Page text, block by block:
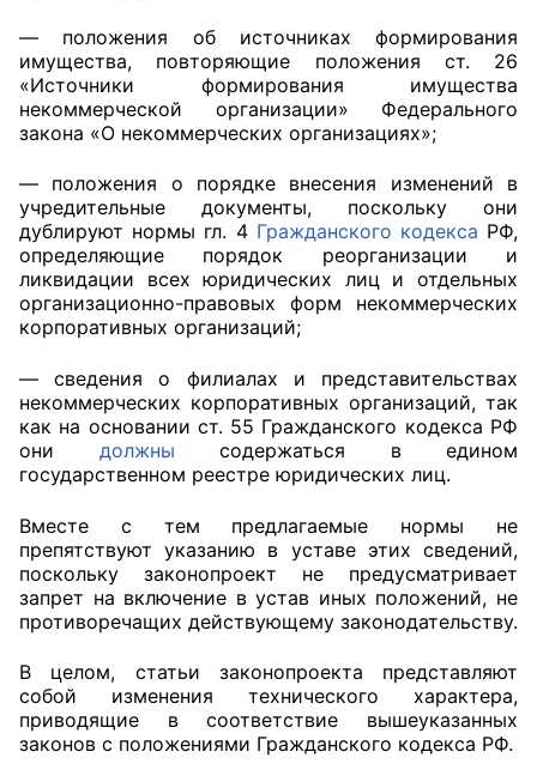
УСТАВ ГКУ “АППАРАТ ОП КО”
Доходы руководителя за 2024 г.
— положения об источниках формирования
имущества, повторяющие положения ст. 26
«Источники формирования имущества
некоммерческой организации» Федерального
закона «О некоммерческих организациях»;
— положения о порядке внесения изменений в
учредительные документы, поскольку они
дублируют нормы гл. 4 Гражданского кодекса РФ,
определяющие порядок реорганизации и
ликвидации всех юридических лиц и отдельных
организационно-правовых форм некоммерческих
корпоративных организаций;
— сведения о филиалах и представительствах
некоммерческих корпоративных организаций, так
как на основании ст. 55 Гражданского кодекса РФ
они должны содержаться в едином
государственном реестре юридических лиц.
Вместе с тем предлагаемые нормы не
препятствуют указанию в уставе этих сведений,
поскольку законопроект не предусматривает
запрет на включение в устав иных положений, не
противоречащих действующему законодательству.
В целом, статьи законопроекта представляют
собой изменения технического характера,
приводящие в соответствие вышеуказанных
законов с положениями Гражданского кодекса РФ.